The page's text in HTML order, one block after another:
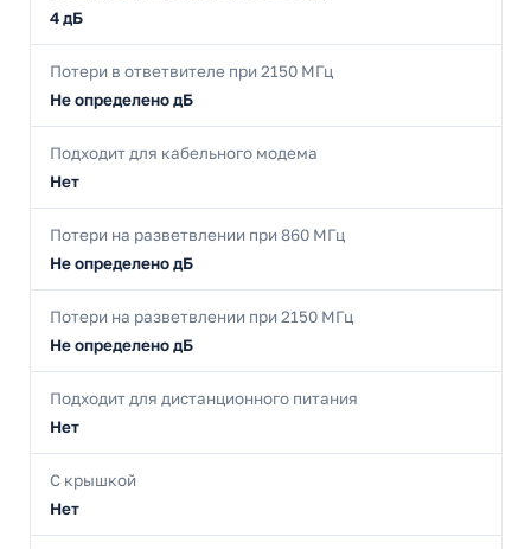
4 дБ
Потери в ответвителе при 2150 МГц
Не определено дБ
Подходит для кабельного модема
Нет
Потери на разветвлении при 860 МГц
Не определено дБ
Потери на разветвлении при 2150 МГц
Не определено дБ
Подходит для дистанционного питания
Нет
С крышкой
Нет